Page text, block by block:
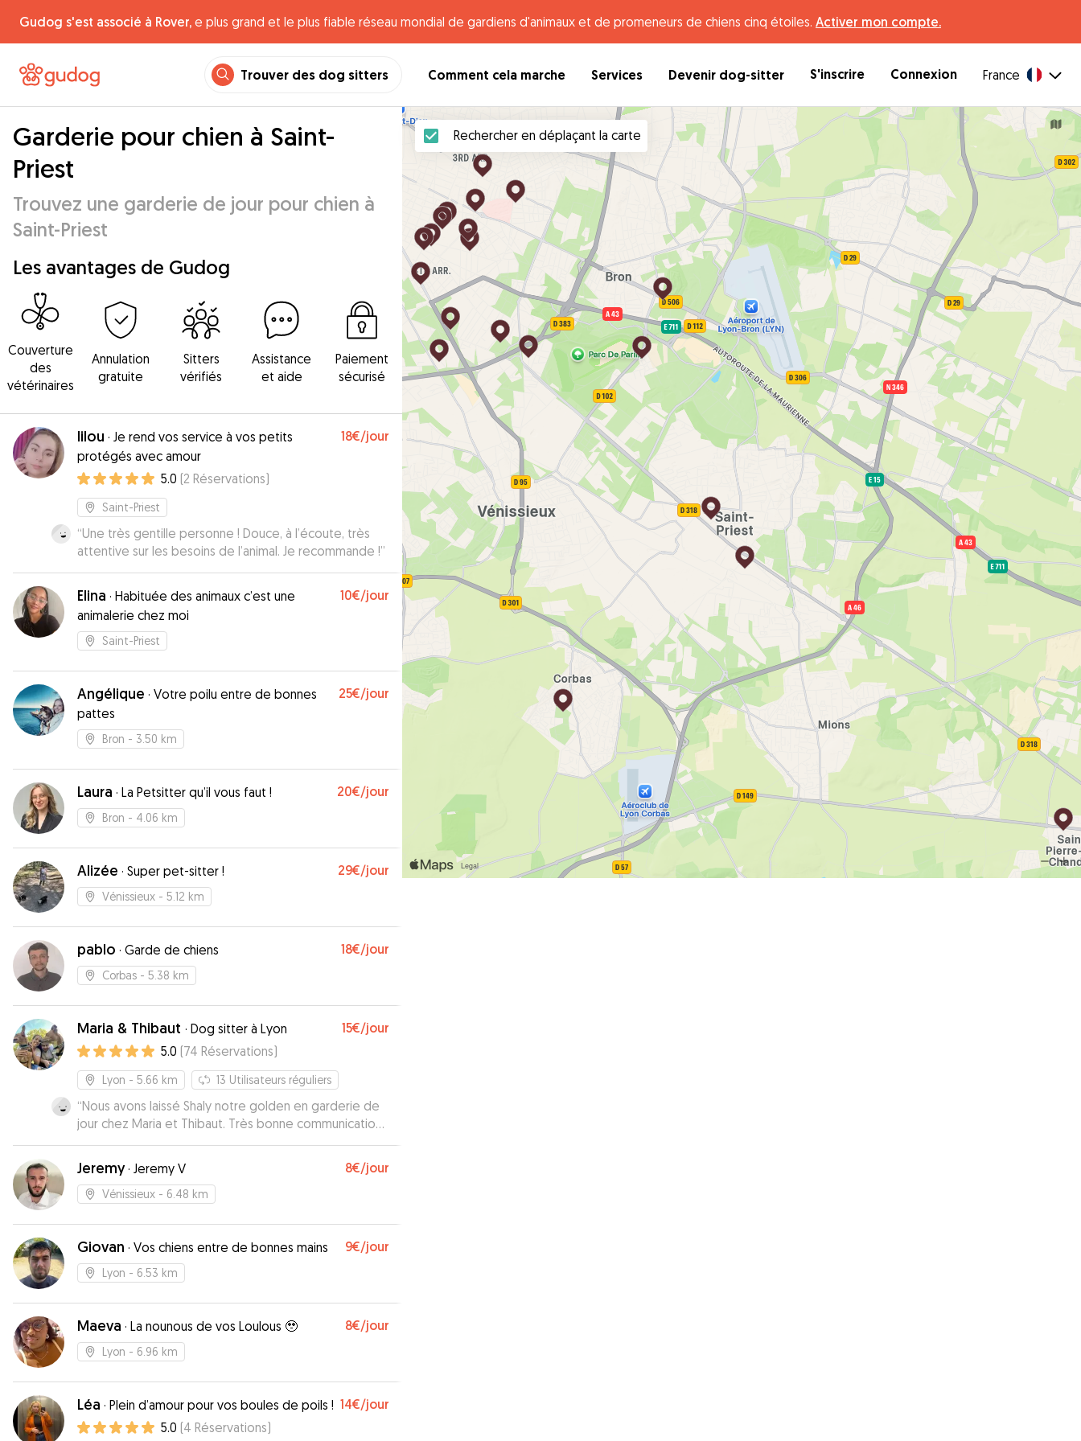
Gudog s'est associé à Rover, e plus grand et le plus fiable réseau mondial de gardiens d'animaux et de promeneurs de chiens cinq étoiles. Activer mon compte.
Trouver des dog sitters Comment cela marche Services Devenir dog-sitter S'inscrire Connexion France
Garderie pour chien à Saint-
Priest
Trouvez une garderie de jour pour chien à
Saint-Priest
Les avantages de Gudog
Couverture
des
vétérinaires
Annulation
gratuite
Sitters
vérifiés
Assistance
et aide
Paiement
sécurisé
Iilou · Je rend vos service à vos petits
protégés avec amour
18€/jour
5.0 (2 Réservations)
Saint-Priest
“Une très gentille personne ! Douce, à l’écoute, très
attentive sur les besoins de l’animal. Je recommande !”
Elina · Habituée des animaux c’est une
animalerie chez moi
10€/jour
Saint-Priest
Angélique · Votre poilu entre de bonnes
pattes
25€/jour
Bron - 3.50 km
Laura · La Petsitter qu’il vous faut ! 20€/jour
Bron - 4.06 km
Alizée · Super pet-sitter ! 29€/jour
Vénissieux - 5.12 km
pablo · Garde de chiens 18€/jour
Corbas - 5.38 km
Maria & Thibaut · Dog sitter à Lyon 15€/jour
5.0 (74 Réservations)
Lyon - 5.66 km 13 Utilisateurs réguliers
“Nous avons laissé Shaly notre golden en garderie de
jour chez Maria et Thibaut. Très bonne communication.
Nous avons revu Maria le lendemain et Shaly était très
heureuse de la revoir. Je recommande
Jeremy· Jeremy V 8€/jour
Vénissieux - 6.48 km
Giovan · Vos chiens entre de bonnes mains 9€/jour
Lyon - 6.53 km
Maeva · La nounous de vos Loulous 🥹 8€/jour
Lyon - 6.96 km
Léa · Plein d’amour pour vos boules de poils ! 14€/jour
5.0 (4 Réservations)
Rechercher en déplaçant la carte